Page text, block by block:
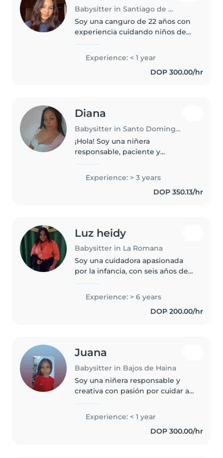
Babysitter in Santiago de los Caballeros
Soy una canguro de 22 años con
experiencia cuidando niños de
pequeños hasta adolescentes.
Soy paciente, responsable y
amigable, y disfruto de
Experience: < 1 year
DOP 300.00/hr
Diana
Babysitter in Santo Domingo Este
¡Hola! Soy una niñera
responsable, paciente y
Tengo certificación en primeros
auxilios y experiencia con
Experience: > 3 years
DOP 350.13/hr
Luz heidy
Babysitter in La Romana
Soy una cuidadora apasionada
por la infancia, con seis años de
bebés y niños en edad
preescolar y escolar. Me encanta
leer, dibujar y crear actividades..
Experience: > 6 years
DOP 200.00/hr
Juana
Babysitter in Bajos de Haina
Soy una niñera responsable y
creativa con pasión por cuidar a
dibujar y jugar con ellos para
estimular su imaginación. Estoy
cómoda con mascotas, cocinar,..
Experience: < 1 year
DOP 300.00/hr